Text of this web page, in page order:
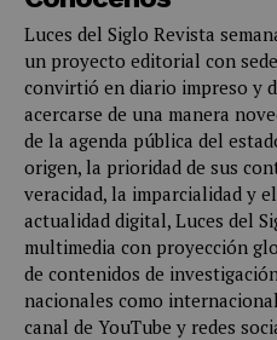
Luces del Siglo Revista
un proyecto editorial con
convirtió en diario impreso y
acercarse de una manera
de la agenda pública del
origen, la prioridad de sus
veracidad, la imparcialidad y
actualidad digital, Luces del
multimedia con proyección
de contenidos de
nacionales como
canal de YouTube y redes